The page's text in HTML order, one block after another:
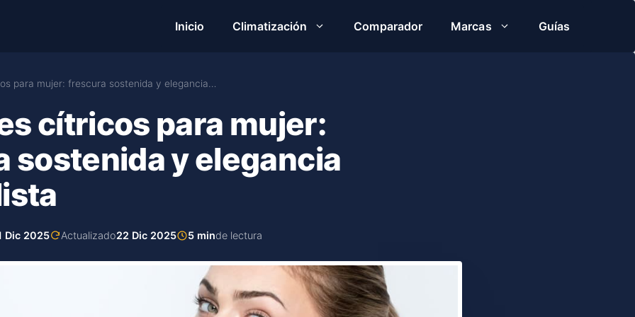
Inicio Climatización Comparador Marcas Guías
para mujer: frescura sostenida y elegancia…
cítricos para mujer:
sostenida y elegancia
Dic 2025 Actualizado22 Dic 2025 5 minde lectura